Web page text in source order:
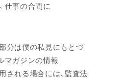
仕事の合間に
分は僕の私見にもとづ
マガジンの情報
される場合には、監査法